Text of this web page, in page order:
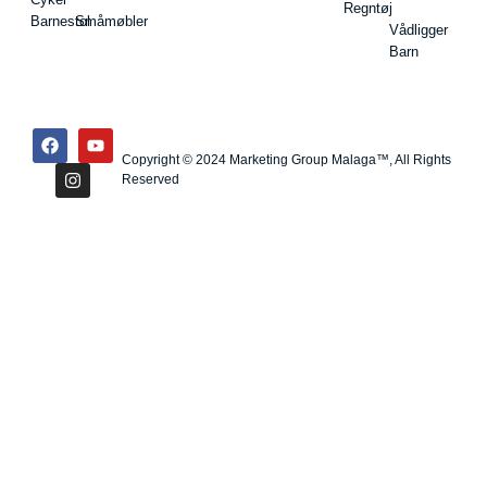
BarnestolSmåmøbler
Regntøj
Vådligger
Barn
Copyright © 2024 Marketing Group Malaga™, All Rights
Reserved